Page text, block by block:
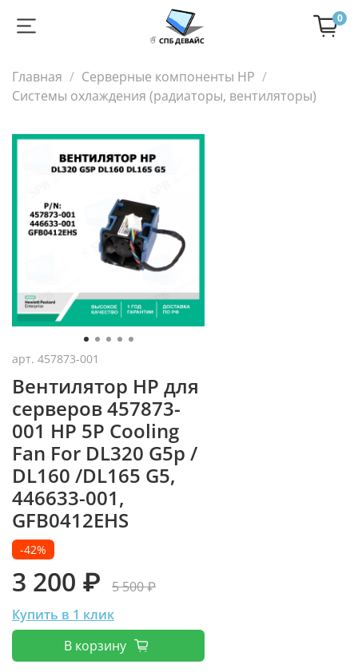
0
Главная
Серверные компоненты HP
Cистемы охлаждения (радиаторы, вентиляторы)
арт. 457873-001
Вентилятор HP для
серверов 457873-
001 HP 5P Cooling
Fan For DL320 G5p /
DL160 /DL165 G5,
446633-001,
GFB0412EHS
-42%
3 200 ₽
5 500 ₽
Купить в 1 клик
В корзину